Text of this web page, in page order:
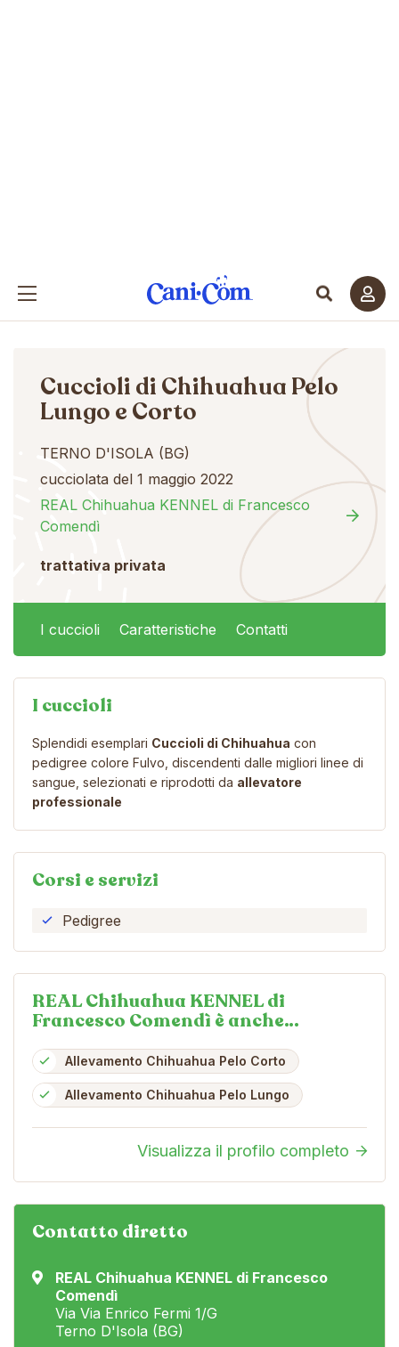
Cuccioli di Chihuahua Pelo
Lungo e Corto
TERNO D'ISOLA (BG)
cucciolata del 1 maggio 2022
REAL Chihuahua KENNEL di Francesco
Comendì
trattativa privata
I cuccioli Caratteristiche Contatti
I cuccioli
Splendidi esemplari Cuccioli di Chihuahua con
pedigree colore Fulvo, discendenti dalle migliori linee di
sangue, selezionati e riprodotti da allevatore
professionale
Corsi e servizi
Pedigree
REAL Chihuahua KENNEL di
Francesco Comendì è anche…
Allevamento Chihuahua Pelo Corto
Allevamento Chihuahua Pelo Lungo
Visualizza il profilo completo
Contatto diretto
REAL Chihuahua KENNEL di Francesco
Comendì
Via Via Enrico Fermi 1/G
Terno D'Isola (BG)